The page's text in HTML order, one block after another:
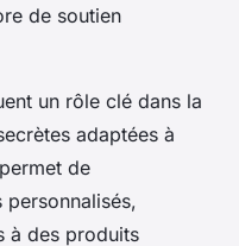
de soutien
un rôle clé dans la
adaptées à
de
personnalisés,
à des produits